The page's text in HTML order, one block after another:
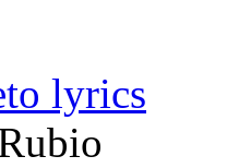
lyrics